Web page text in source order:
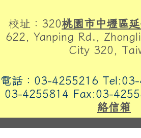
校址：320桃園市中壢區
622, Yanping Rd.,
City 320,
電話：03-4255216
03-4255814 Fax:03-
絡信箱